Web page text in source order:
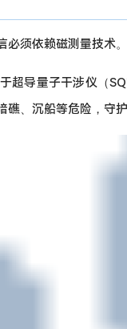
须依赖磁测量技术。
超导量子干涉仪（
、沉船等危险，守